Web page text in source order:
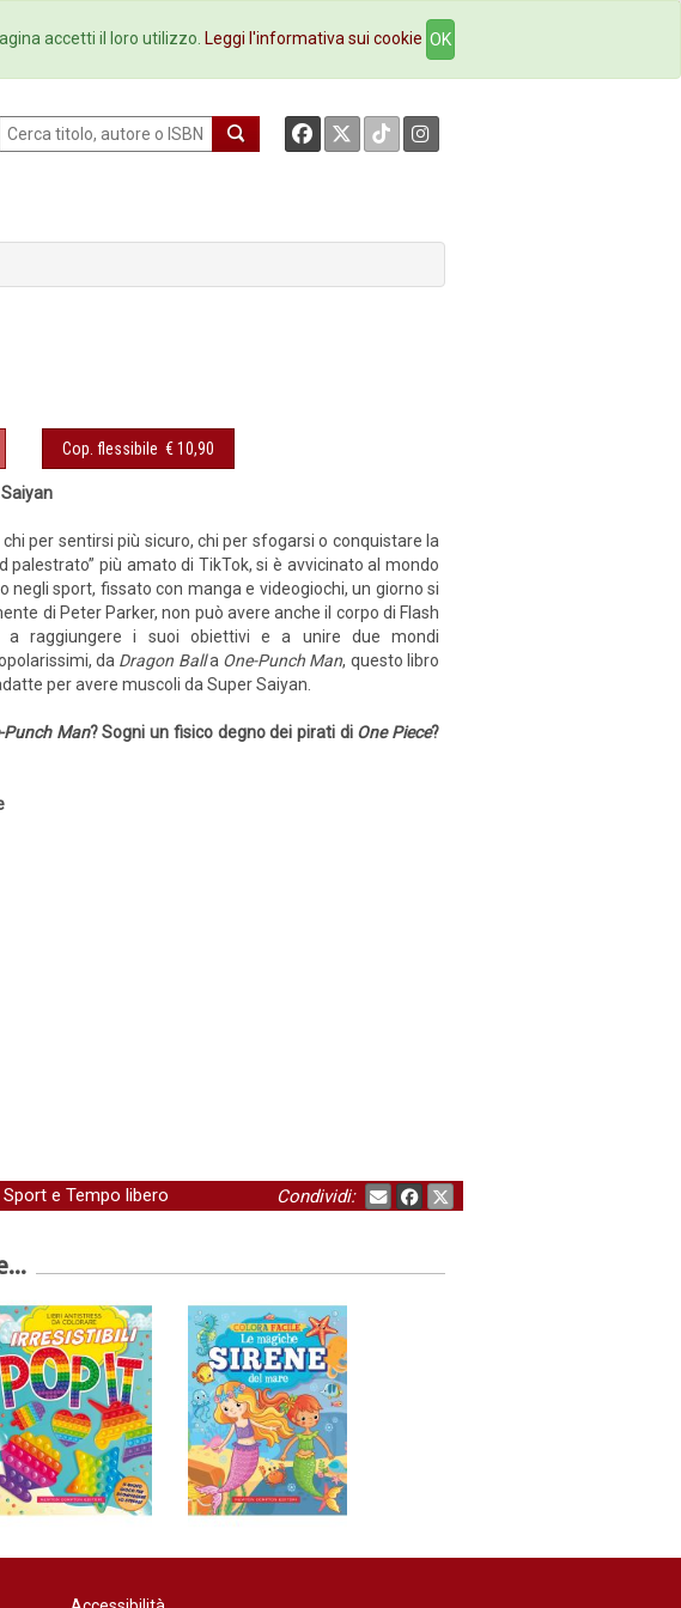
Ebookstore Contatti
Cop. flessibile € 10,90
per sentirsi più sicuro, chi per sfogarsi o conquistare la
palestrato” più amato di TikTok, si è avvicinato al mondo
negli sport, fissato con manga e videogiochi, un giorno si
di Peter Parker, non può avere anche il corpo di Flash
a raggiungere i suoi obiettivi e a unire due mondi
da Dragon Balla One-Punch Man, questo libro
per avere muscoli da Super Saiyan.
Punch Man? Sogni un fisico degno dei pirati di One Piece?
Sport e Tempo libero Condividi:
accetti il loro utilizzo. Leggi l'informativa sui cookie OK